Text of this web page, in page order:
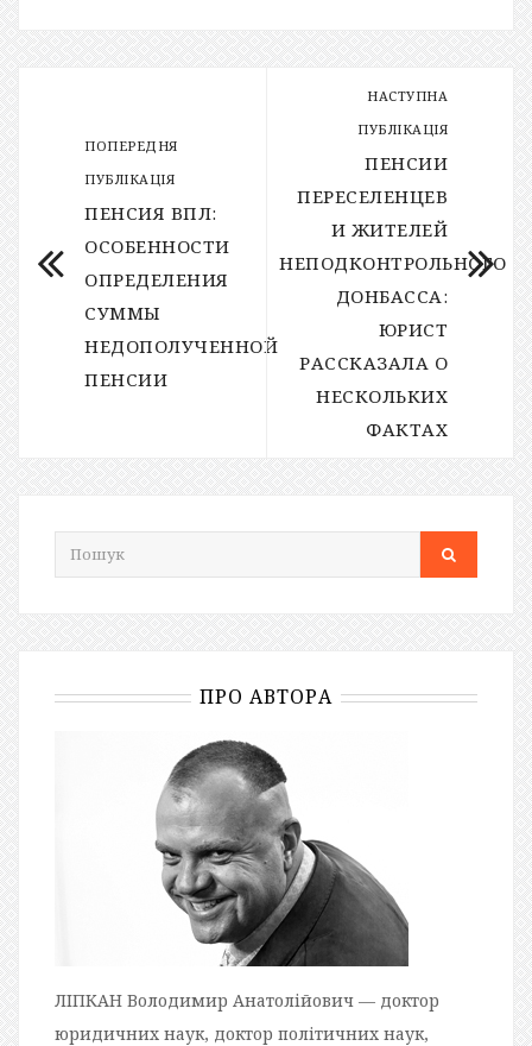
ПОПЕРЕДНЯ
ПУБЛІКАЦІЯ
ПЕНСИЯ ВПЛ:
ОСОБЕННОСТИ
ОПРЕДЕЛЕНИЯ
СУММЫ
НЕДОПОЛУЧЕННОЙ
ПЕНСИИ
НАСТУПНА
ПУБЛІКАЦІЯ
ПЕНСИИ
ПЕРЕСЕЛЕНЦЕВ
И ЖИТЕЛЕЙ
НЕПОДКОНТРОЛЬНОГО
ДОНБАССА:
ЮРИСТ
РАССКАЗАЛА О
НЕСКОЛЬКИХ
ФАКТАХ
ПРО АВТОРА
ЛІПКАН Володимир Анатолійович — доктор
юридичних наук, доктор політичних наук,